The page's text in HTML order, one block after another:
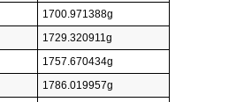
1700.971388g
1729.320911g
1757.670434g
1786.019957g